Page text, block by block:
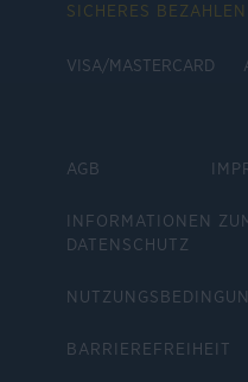
SICHERES BEZAHLEN
VISA/MASTERCARD
AGB
INFORMATIONEN
DATENSCHUTZ
BARRIEREFREIHEIT